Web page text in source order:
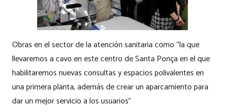
Obras en el sector de la atención sanitaria como “la que
llevaremos a cavo en este centro de Santa Ponça en el que
habilitaremos nuevas consultas y espacios polivalentes en
una primera planta, además de crear un aparcamiento para
dar un mejor servicio a los usuarios”